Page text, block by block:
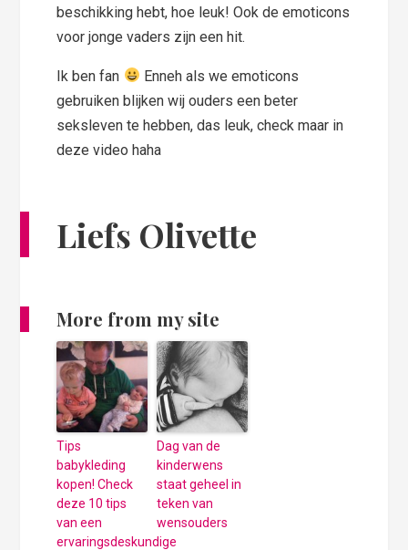
beschikking hebt, hoe leuk! Ook de emoticons
voor jonge vaders zijn een hit.
Ik ben fan
Enneh als we emoticons
gebruiken blijken wij ouders een beter
seksleven te hebben, das leuk, check maar in
deze video haha
Liefs Olivette
More from my site
Tips
babykleding
kopen! Check
deze 10 tips
van een
ervaringsdeskundige
Dag van de
kinderwens
staat geheel in
teken van
wensouders